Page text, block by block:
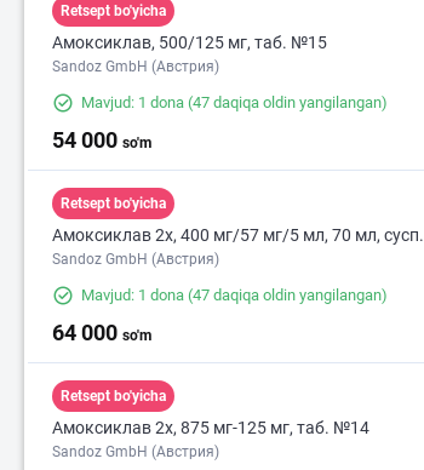
Retsept bo'yicha
Амоксиклав, 500/125 мг, таб. №15
Sandoz GmbH (Австрия)
Mavjud: 1 dona (47 daqiqa oldin yangilangan)
54 000 so'm
Retsept bo'yicha
Амоксиклав 2х, 400 мг/57 мг/5 мл, 70 мл, сусп.
Sandoz GmbH (Австрия)
Mavjud: 1 dona (47 daqiqa oldin yangilangan)
64 000 so'm
Retsept bo'yicha
Амоксиклав 2х, 875 мг-125 мг, таб. №14
Sandoz GmbH (Австрия)